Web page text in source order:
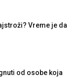
Vreme je da
od osobe koja